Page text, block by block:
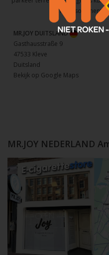
het assortiment
MR.JOY DUITSLAND
Gasthausstraße 9
47533 Kleve
Duitsland
Bekijk op Google Maps
MR.JOY NEDERLAND